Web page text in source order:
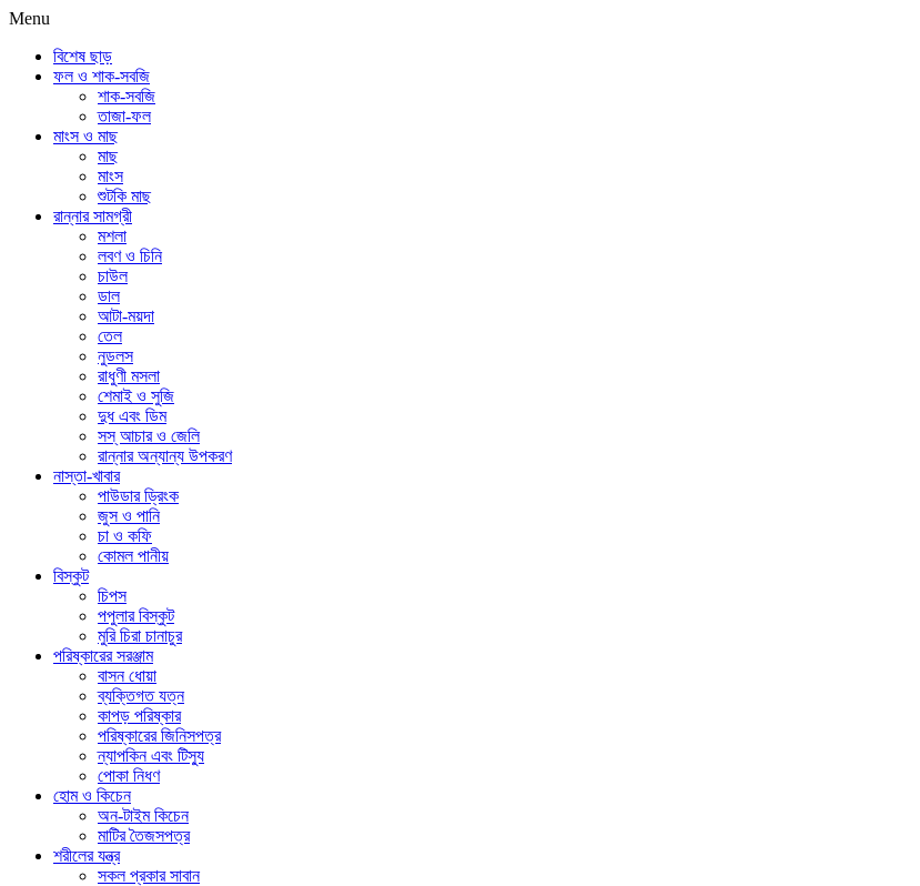
Menu
বিশেষ ছাড়
ফল ও শাক-সবজি
শাক-সবজি
তাজা-ফল
মাংস ও মাছ
মাছ
মাংস
শুটকি মাছ
রান্নার সামগ্রী
মশলা
লবণ ও চিনি
চাউল
ডাল
আটা-ময়দা
তেল
নুডলস
রাধুণী মসলা
শেমাই ও সুজি
দুধ এবং ডিম
সস্ আচার ও জেলি
রান্নার অন্যান্য উপকরণ
নাস্তা-খাবার
পাউডার ড্রিংক
জুস ও পানি
চা ও কফি
কোমল পানীয়
বিস্কুট
চিপস
পপুলার বিস্কুট
মুরি চিরা চানাচুর
পরিষ্কারের সরঞ্জাম
বাসন ধোয়া
ব্যক্তিগত যত্ন
কাপড় পরিষ্কার
পরিষ্কারের জিনিসপত্র
ন্যাপকিন এবং টিস্যু
পোকা নিধণ
হোম ও কিচেন
অন-টাইম কিচেন
মাটির তৈজসপত্র
শরীলের যন্ত্র
সকল প্রকার সাবান